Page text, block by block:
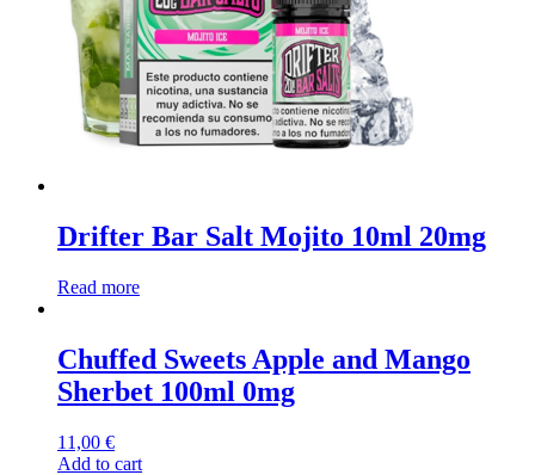
Drifter Bar Salt Mojito 10ml 20mg
Read more
Chuffed Sweets Apple and Mango
Sherbet 100ml 0mg
11,00 €
Add to cart